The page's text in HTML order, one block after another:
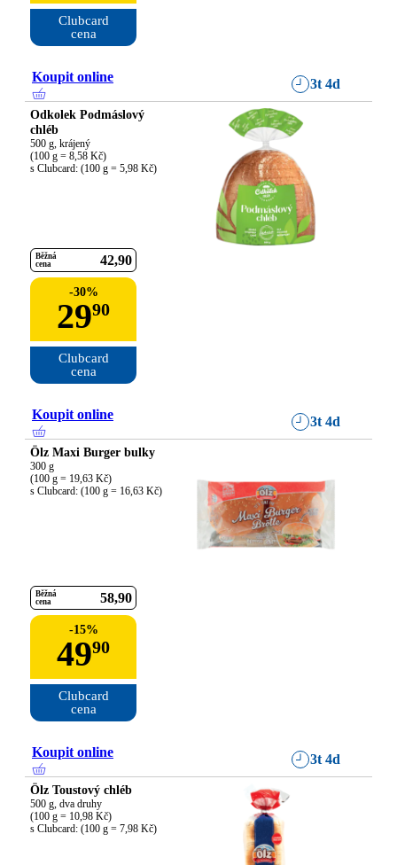
Clubcard
cena
Koupit online 3t 4d
Odkolek Podmáslový
chléb
500 g, krájený
(100 g = 8,58 Kč)
s Clubcard: (100 g = 5,98 Kč)
Běžná
cena
42 90
-30%
2990
Clubcard
cena
Koupit online 3t 4d
Ölz Maxi Burger bulky
300 g
(100 g = 19,63 Kč)
s Clubcard: (100 g = 16,63 Kč)
Běžná
cena
58 90
-15%
4990
Clubcard
cena
Koupit online 3t 4d
Ölz Toustový chléb
500 g, dva druhy
(100 g = 10,98 Kč)
s Clubcard: (100 g = 7,98 Kč)